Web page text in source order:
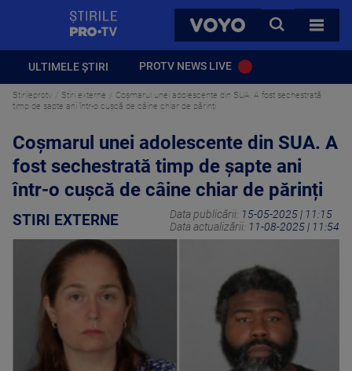
VOYO
CAUTA
TOATE
ULTIMELE ȘTIRI PROTV NEWS LIVE
Stirileprotv Stiri externe
Coșmarul unei adolescente din SUA. A fost sechestrată
timp de șapte ani într-o cușcă de câine chiar de părinți
Coșmarul unei adolescente din SUA. A
fost sechestrată timp de șapte ani
într-o cușcă de câine chiar de părinți
STIRI EXTERNE Data publicării: 15-05-2025 | 11:15
Data actualizării: 11-08-2025 | 11:54